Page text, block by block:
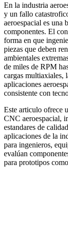
En la industria
y un fallo
aeroespacial es una
componentes. El
forma en que
piezas que deben
ambientales
de miles de RPM
cargas multiaxiales,
aplicaciones
consistente con
Este articulo ofrece
CNC aeroespacial,
estandares de
aplicaciones de la
para ingenieros,
evalúan
para prototipos